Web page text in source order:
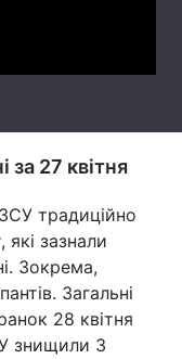
за 27 квітня
традиційно
зазнали
Зокрема,
Загальні
28 квітня
знищили 3